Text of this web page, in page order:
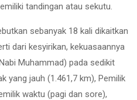
tandingan atau sekutu.
sebanyak 18 kali dikaitkan
dari kesyirikan, kekuasaannya
Muhammad) pada sedikit
yang jauh (1.461,7 km), Pemilik
waktu (pagi dan sore),